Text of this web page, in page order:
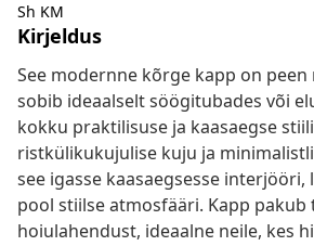
Sh KM
Kirjeldus
See modernne kõrge kapp on peen
sobib ideaalselt söögitubades või
kokku praktilisuse ja kaasaegse
ristkülikukujulise kuju ja
see igasse kaasaegsesse interjööri,
pool stiilse atmosfääri. Kapp pakub
hoiulahendust, ideaalne neile, kes